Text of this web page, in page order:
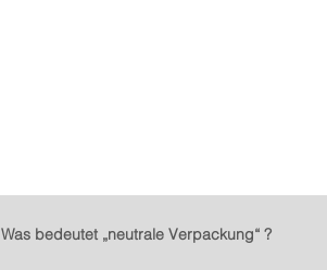
Was bedeutet „neutrale Verpackung“ ?